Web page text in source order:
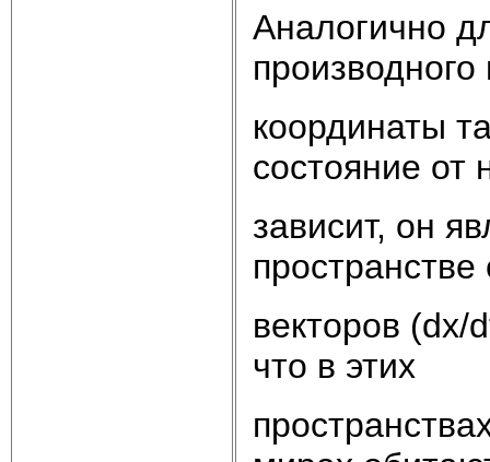
Аналогично
координаты
состояние от
зависит, он
пространстве
векторов (dx/
что в этих